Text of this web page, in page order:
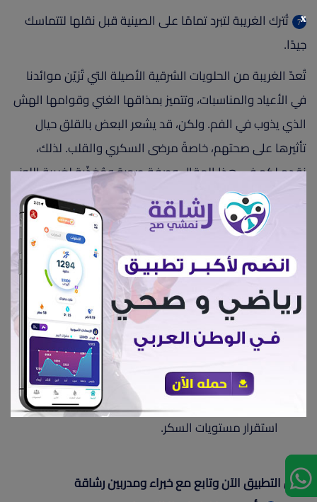
تُترك الغريبة لتبرد تمامًا على الصينية قبل نقلها لتتماسك
جيدًا.
تُعدّ الغريبة من الحلويات الشرقية الأصيلة التي تُزيّن موائدنا
في الأعياد والمناسبات، وتتميز بمذاقها الغني وقوامها الهش
الذي يذوب في الفم. ولكن، قد يشعر البعض بالقلق حيال
تأثيرها على صحتهم، خاصةً مرضى السكري والقلب. لذلك،
نقدم لكم في هذا المقال وصفة صحية ومُغذّية لغريبة اللوز
بزيت جوز الهند، لتستمتعوا بأجواء العيد دون قلق على صحتكم
الفوائد العامة:
غنية بالدهون الصحية غير المشبعة
من دقيق اللوز وزيت جوز الهند، ما يساهم في تقليل
الكوليسترول الضار.
لضغط الدم:
قليلة الصوديوم، وغنية بالبوتاسيوم
والمغنيسيوم، مما يدعم توازن ضغط الدم.
لمرضى السكر : تحتوي على مؤشر جلايسيمي
منخفض عند استخدام مُحلي مناسب، ما يساعد في
استقرار مستويات السكر.
حمل التطبيق الآن وتابع مع خبراء ومدربين رشاقة
x